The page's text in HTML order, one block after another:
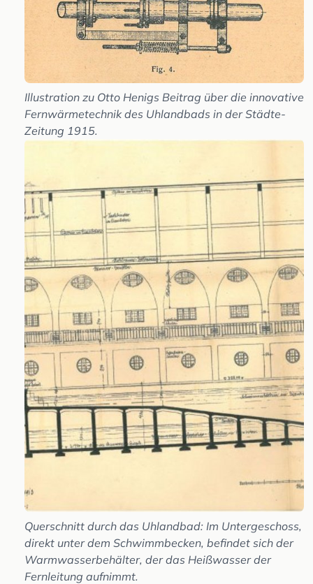
Illustration zu Otto Henigs Beitrag über die innovative
Fernwärmetechnik des Uhlandbads in der Städte-
Zeitung 1915.
Querschnitt durch das Uhlandbad: Im Untergeschoss,
direkt unter dem Schwimmbecken, befindet sich der
Warmwasserbehälter, der das Heißwasser der
Fernleitung aufnimmt.